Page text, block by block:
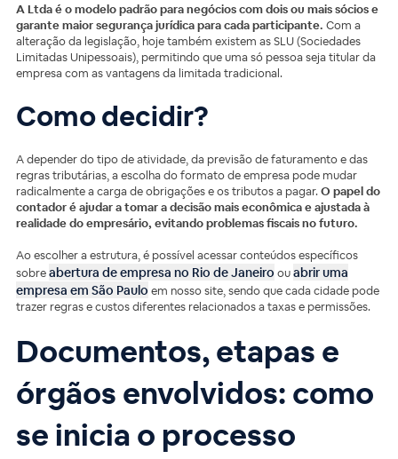
A Ltda é o modelo padrão para negócios com dois ou mais sócios e
garante maior segurança jurídica para cada participante. Com a
alteração da legislação, hoje também existem as SLU (Sociedades
Limitadas Unipessoais), permitindo que uma só pessoa seja titular da
empresa com as vantagens da limitada tradicional.
Como decidir?
A depender do tipo de atividade, da previsão de faturamento e das
regras tributárias, a escolha do formato de empresa pode mudar
radicalmente a carga de obrigações e os tributos a pagar.O papel do
contador é ajudar a tomar a decisão mais econômica e ajustada à
realidade do empresário, evitando problemas fiscais no futuro.
Ao escolher a estrutura, é possível acessar conteúdos específicos
sobreabertura de empresa no Rio de Janeiro ouabrir uma
empresa em São Paulo em nosso site, sendo que cada cidade pode
trazer regras e custos diferentes relacionados a taxas e permissões.
Documentos, etapas e
órgãos envolvidos: como
se inicia o processo